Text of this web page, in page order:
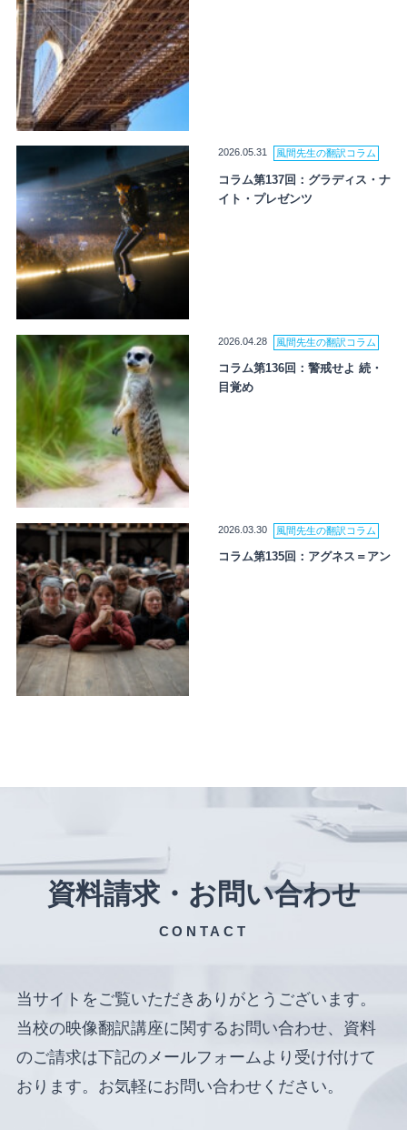
2026.05.31 風間先生の翻訳コラム
コラム第137回：グラディス・ナ
イト・プレゼンツ
2026.04.28 風間先生の翻訳コラム
コラム第136回：警戒せよ 続・
目覚め
2026.03.30 風間先生の翻訳コラム
コラム第135回：アグネス＝アン
資料請求・お問い合わせ
CONTACT
当サイトをご覧いただきありがとうございます。
当校の映像翻訳講座に関するお問い合わせ、資料
のご請求は下記のメールフォームより受け付けて
おります。お気軽にお問い合わせください。